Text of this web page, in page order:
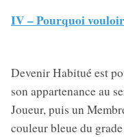
IV – Pourquoi
Devenir Habitué est
son appartenance au
Joueur, puis un
couleur bleue du